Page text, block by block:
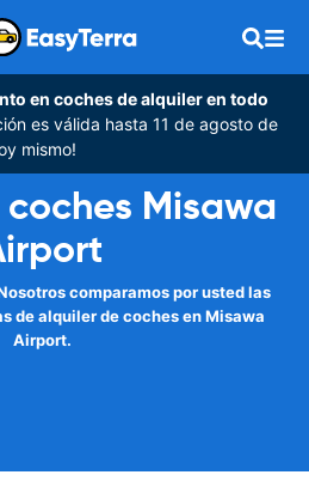
en coches de alquiler en todo
es válida hasta 11 de agosto de
mismo!
Misawa
comparamos por usted las
de alquiler de coches en Misawa
Airport.